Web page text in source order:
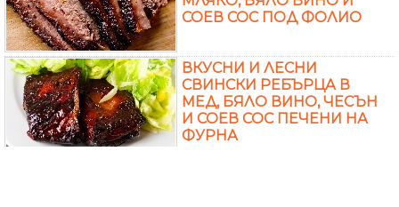
СОЕВ СОС ПОД ФОЛИО
ВКУСНИ И ЛЕСНИ
СВИНСКИ РЕБЪРЦА В
МЕД, БЯЛО ВИНО, ЧЕСЪН
И СОЕВ СОС ПЕЧЕНИ НА
ФУРНА